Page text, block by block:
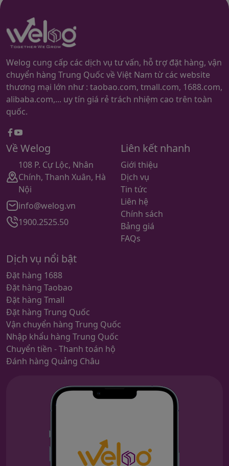
Welog cung cấp các dịch vụ tư vấn, hỗ trợ đặt hàng, vận
chuyển hàng Trung Quốc về Việt Nam từ các website
thương mại lớn như : taobao.com, tmall.com, 1688.com,
alibaba.com,... uy tín giá rẻ trách nhiệm cao trên toàn
quốc.
Facebook
youtube
Về Welog
108 P. Cự Lộc, Nhân
Chính, Thanh Xuân, Hà
Nội
info@welog.vn
1900.2525.50
Liên kết nhanh
Giới thiệu
Dịch vụ
Tin tức
Liên hệ
Chính sách
Bảng giá
FAQs
Dịch vụ nổi bật
Đặt hàng 1688
Đặt hàng Taobao
Đặt hàng Tmall
Đặt hàng Trung Quốc
Vận chuyển hàng Trung Quốc
Nhập khẩu hàng Trung Quốc
Chuyển tiền - Thanh toán hộ
Đánh hàng Quảng Châu